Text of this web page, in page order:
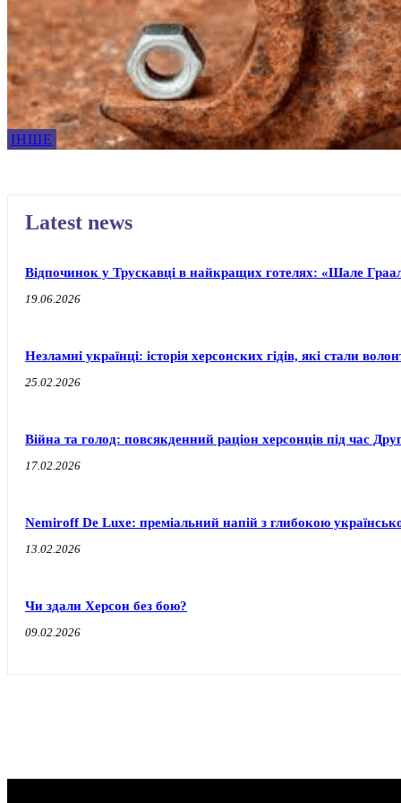
ІНШЕ
Latest news
Відпочинок у Трускавці в найкращих готелях: «Шале
19.06.2026
Незламні українці: історія херсонских гідів, які стали
25.02.2026
Війна та голод: повсякденний раціон херсонців під час
17.02.2026
Nemiroff De Luxe: преміальний напій з глибокою
13.02.2026
Чи здали Херсон без бою?
09.02.2026